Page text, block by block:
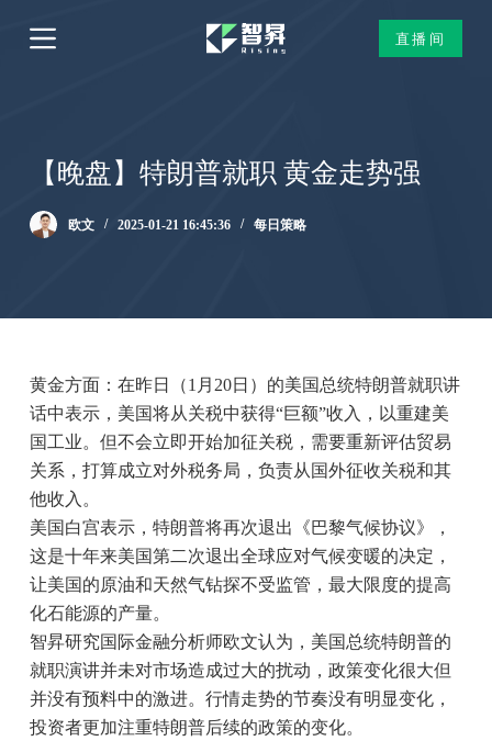
跳
过
直播间
【晚盘】特朗普就职 黄金走势强
欧文 2025-01-21 16:45:36 每日策略
黄金方面：在昨日（1月20日）的美国总统特朗普就职讲
话中表示，美国将从关税中获得“巨额”收入，以重建美
国工业。但不会立即开始加征关税，需要重新评估贸易
关系，打算成立对外税务局，负责从国外征收关税和其
他收入。
美国白宫表示，特朗普将再次退出《巴黎气候协议》，
这是十年来美国第二次退出全球应对气候变暖的决定，
让美国的原油和天然气钻探不受监管，最大限度的提高
化石能源的产量。
智昇研究国际金融分析师欧文认为，美国总统特朗普的
就职演讲并未对市场造成过大的扰动，政策变化很大但
并没有预料中的激进。行情走势的节奏没有明显变化，
投资者更加注重特朗普后续的政策的变化。